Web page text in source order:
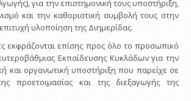
για την επιστημονική τους υποστήριξη,
και την καθοριστική συμβολή τους στην
υλοποίηση της Διημερίδας.
εκφράζονται επίσης προς όλο το προσωπικό
Εκπαίδευσης Κυκλάδων για την
και οργανωτική υποστήριξη που παρείχε σε
προετοιμασίας και της διεξαγωγής της